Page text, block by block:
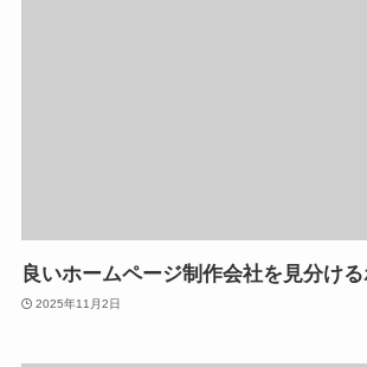
良いホームページ制作会社を見分け
2025年11月2日